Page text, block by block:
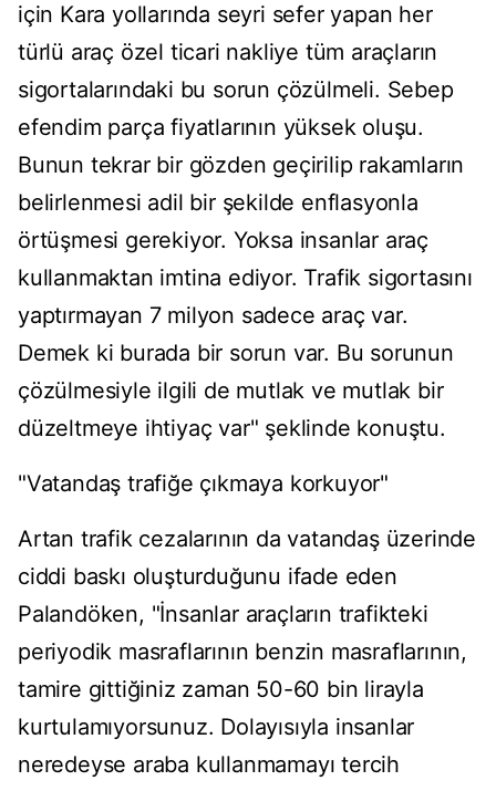
için Kara yollarında seyri sefer yapan her
türlü araç özel ticari nakliye tüm araçların
sigortalarındaki bu sorun çözülmeli. Sebep
efendim parça fiyatlarının yüksek oluşu.
Bunun tekrar bir gözden geçirilip rakamların
belirlenmesi adil bir şekilde enflasyonla
örtüşmesi gerekiyor. Yoksa insanlar araç
kullanmaktan imtina ediyor. Trafik sigortasını
yaptırmayan 7 milyon sadece araç var.
Demek ki burada bir sorun var. Bu sorunun
çözülmesiyle ilgili de mutlak ve mutlak bir
düzeltmeye ihtiyaç var" şeklinde konuştu.
"Vatandaş trafiğe çıkmaya korkuyor"
Artan trafik cezalarının da vatandaş üzerinde
ciddi baskı oluşturduğunu ifade eden
Palandöken, "İnsanlar araçların trafikteki
periyodik masraflarının benzin masraflarının,
tamire gittiğiniz zaman 50-60 bin lirayla
kurtulamıyorsunuz. Dolayısıyla insanlar
neredeyse araba kullanmamayı tercih